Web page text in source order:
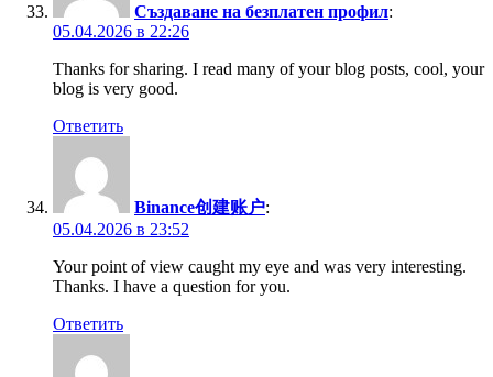
Създаване на безплатен профил:
05.04.2026 в 22:26
Thanks for sharing. I read many of your blog posts, cool, your
blog is very good.
Ответить
Binance创建账户:
05.04.2026 в 23:52
Your point of view caught my eye and was very interesting.
Thanks. I have a question for you.
Ответить